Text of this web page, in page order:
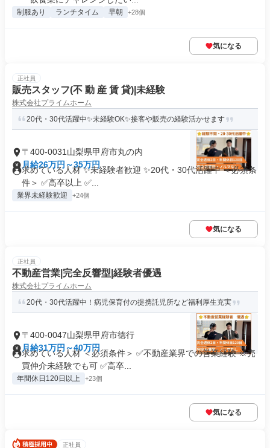
制服あり ランチタイム 早朝 +28個
気になる
正社員
販売スタッフ(不 動 産 賃 貸)|未経験
株式会社プライムホーム
20代・30代活躍中✨未経験OK✨接客や販売の経験活かせます
〒400-0031山梨県甲府市丸の内
月給26万円～35万円
求めている人材 ✨未経験者歓迎 ✨20代・30代活躍中 ＜必須条
件＞ ✅高卒以上 ✅...
業界未経験歓迎 +24個
気になる
正社員
不動産営業|完全反響型|経験者優遇
株式会社プライムホーム
20代・30代活躍中！病児保育付の提携託児所など福利厚生充実
〒400-0047山梨県甲府市徳行
月給31万円～40万円
求めている人材 ＜必須条件＞ ✅不動産業界での営業経験 ※売
買仲介未経験でも可 ✅高卒...
年間休日120日以上 +23個
気になる
正社員